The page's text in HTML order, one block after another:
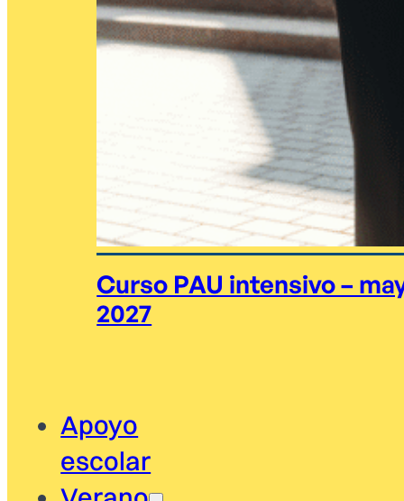
Curso PAU intensivo –
2027
Apoyo
escolar